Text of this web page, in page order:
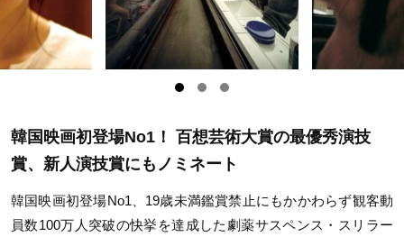
韓国映画初登場No1！ 百想芸術大賞の最優秀演技
賞、新人演技賞にもノミネート
韓国映画初登場No1、19歳未満鑑賞禁止にもかかわらず観客動
員数100万人突破の快挙を達成した劇薬サスペンス・スリラー